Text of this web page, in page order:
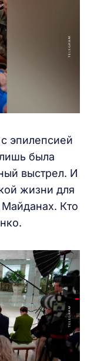
эпилепсией
была
выстрел. И
жизни для
Майданах. Кто